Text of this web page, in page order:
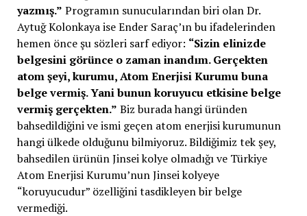
yazmış.” Programın sunucularından biri olan Dr.
Aytuğ Kolonkaya ise Ender Saraç’ın bu ifadelerinden
hemen önce şu sözleri sarf ediyor: “Sizin elinizde
belgesini görünce o zaman inandım. Gerçekten
atom şeyi, kurumu, Atom Enerjisi Kurumu buna
belge vermiş. Yani bunun koruyucu etkisine belge
vermiş gerçekten.” Biz burada hangi üründen
bahsedildiğini ve ismi geçen atom enerjisi kurumunun
hangi ülkede olduğunu bilmiyoruz. Bildiğimiz tek şey,
bahsedilen ürünün Jinsei kolye olmadığı ve Türkiye
Atom Enerjisi Kurumu’nun Jinsei kolyeye
“koruyucudur” özelliğini tasdikleyen bir belge
vermediği.